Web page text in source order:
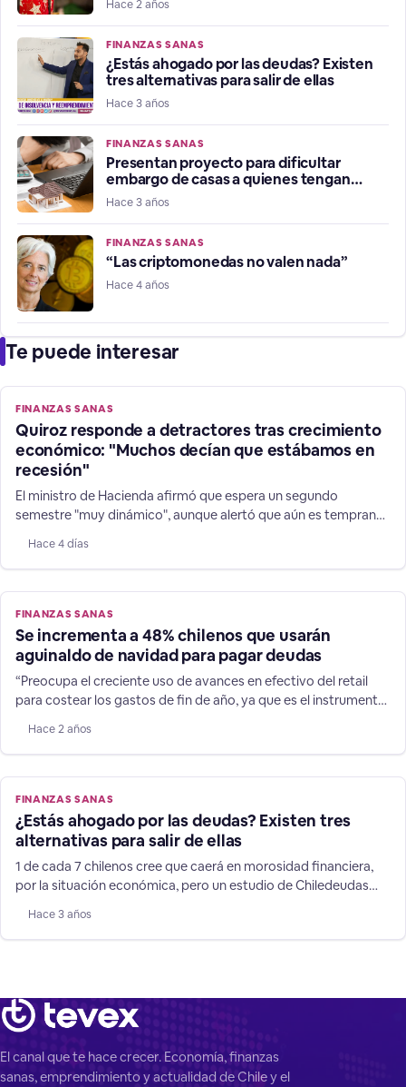
Hace 2 años
FINANZAS SANAS
¿Estás ahogado por las deudas? Existen
tres alternativas para salir de ellas
Hace 3 años
FINANZAS SANAS
Presentan proyecto para dificultar
embargo de casas a quienes tengan
morosidad
Hace 3 años
FINANZAS SANAS
“Las criptomonedas no valen nada”
Hace 4 años
Te puede interesar
FINANZAS SANAS
Quiroz responde a detractores tras crecimiento
económico: "Muchos decían que estábamos en
recesión"
El ministro de Hacienda afirmó que espera un segundo
semestre "muy dinámico", aunque alertó que aún es temprano
de 1,8% para la expansión de las finanzas chilenas.
Hace 4 días
FINANZAS SANAS
Se incrementa a 48% chilenos que usarán
aguinaldo de navidad para pagar deudas
“Preocupa el creciente uso de avances en efectivo del retail
para costear los gastos de fin de año, ya que es el instrumento
Chiledeudas.cl. Tanto navidad y vacaciones suman relevantes
gastos, y durante 2022, 80% de los chilenos afirmaron que
debieron endeudarse para solventarlos, usando
Hace 2 años
FINANZAS SANAS
¿Estás ahogado por las deudas? Existen tres
alternativas para salir de ellas
1 de cada 7 chilenos cree que caerá en morosidad financiera,
por la situación económica, pero un estudio de Chiledeudas
Según un nuevo estudio de Chiledeudas, aplicado a 3.000
personas en el país, el 72% de los chilenos cree que caerá en
Hace 3 años
El canal que te hace crecer. Economía, finanzas
sanas, emprendimiento y actualidad de Chile y el